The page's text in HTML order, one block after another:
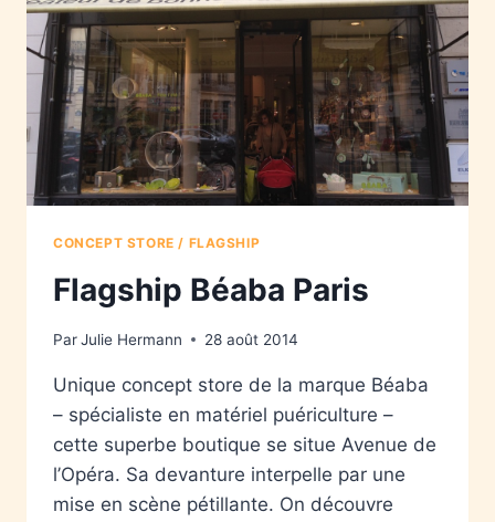
CONCEPT STORE / FLAGSHIP
Flagship Béaba Paris
ParJulie Hermann 28 août 2014
Unique concept store de la marque Béaba
– spécialiste en matériel puériculture –
cette superbe boutique se situe Avenue de
l’Opéra. Sa devanture interpelle par une
mise en scène pétillante. On découvre